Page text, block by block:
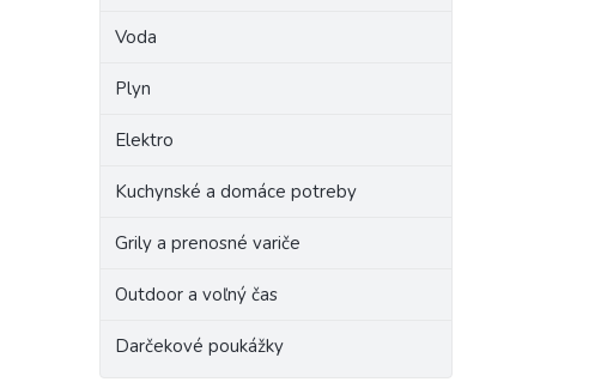
Voda
Plyn
Elektro
Kuchynské a domáce potreby
Grily a prenosné variče
Outdoor a voľný čas
Darčekové poukážky